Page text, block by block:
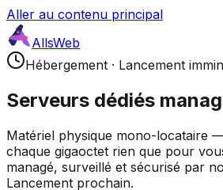
Aller au contenu principal
AllsWeb
Hébergement · Lancement
Serveurs dédiés
Matériel physique mono-locataire
chaque gigaoctet rien que pour
managé, surveillé et sécurisé par
Lancement prochain.